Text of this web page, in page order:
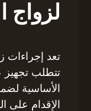
لزواج
تعد إجراءات
تتطلب تجهيز
الأساسية
الإقدام